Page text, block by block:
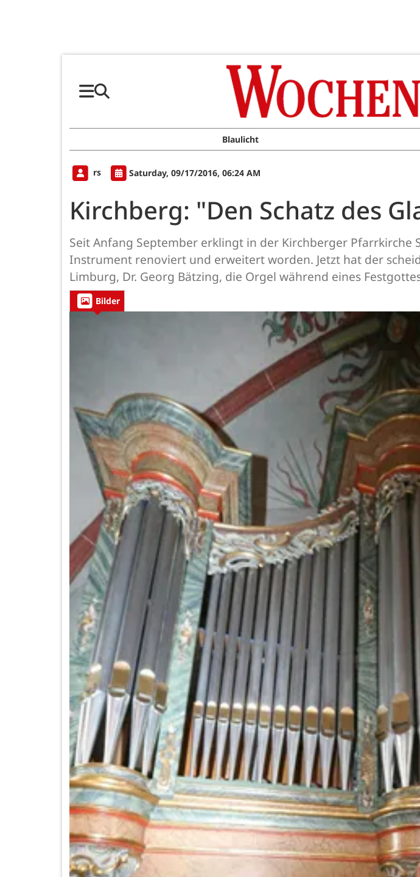
Blaulicht
rs Saturday, 09/17/2016, 06:24 AM
Kirchberg: "Den Schatz des
Seit Anfang September erklingt in der Kirchberger Pfarrkirche
Instrument renoviert und erweitert worden. Jetzt hat der
Limburg, Dr. Georg Bätzing, die Orgel während eines
Bilder